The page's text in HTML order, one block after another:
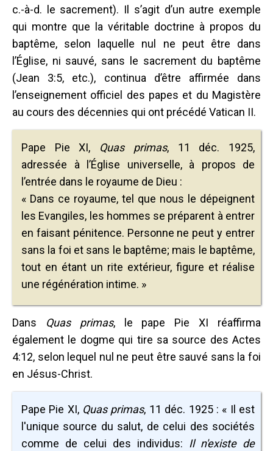
c.-à-d. le sacrement). Il s’agit d’un autre exemple
qui montre que la véritable doctrine à propos du
baptême, selon laquelle nul ne peut être dans
l’Église, ni sauvé, sans le sacrement du baptême
(Jean 3:5, etc.), continua d’être affirmée dans
l’enseignement officiel des papes et du Magistère
au cours des décennies qui ont précédé Vatican II.
Pape Pie XI, Quas primas, 11 déc. 1925,
adressée à l’Église universelle, à propos de
l’entrée dans le royaume de Dieu :
« Dans ce royaume, tel que nous le dépeignent
les Evangiles, les hommes se préparent à entrer
en faisant pénitence. Personne ne peut y entrer
sans la foi et sans le baptême; mais le baptême,
tout en étant un rite extérieur, figure et réalise
une régénération intime. »
Dans Quas primas, le pape Pie XI réaffirma
également le dogme qui tire sa source des Actes
4:12, selon lequel nul ne peut être sauvé sans la foi
en Jésus-Christ.
Pape Pie XI, Quas primas, 11 déc. 1925 : « Il est
l'unique source du salut, de celui des sociétés
comme de celui des individus: Il n'existe de